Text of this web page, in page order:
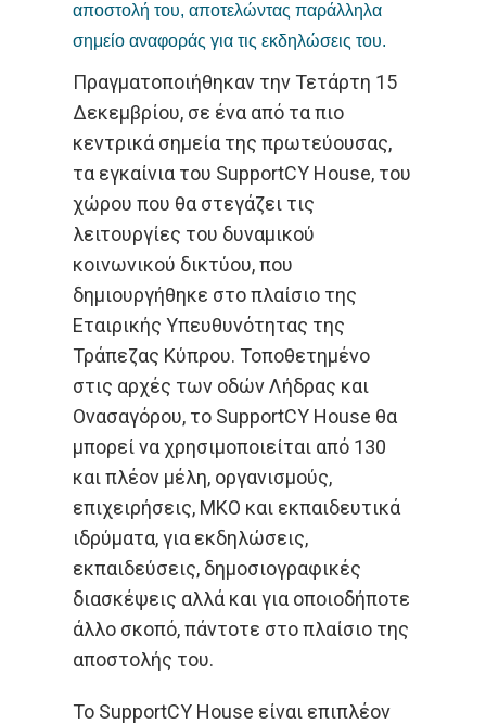
αποστολή του, αποτελώντας παράλληλα
σημείο αναφοράς για τις εκδηλώσεις του.
Πραγματοποιήθηκαν την Τετάρτη 15
Δεκεμβρίου, σε ένα από τα πιο
κεντρικά σημεία της πρωτεύουσας,
τα εγκαίνια του SupportCY House, του
χώρου που θα στεγάζει τις
λειτουργίες του δυναμικού
κοινωνικού δικτύου, που
δημιουργήθηκε στο πλαίσιο της
Εταιρικής Υπευθυνότητας της
Τράπεζας Κύπρου. Τοποθετημένο
στις αρχές των οδών Λήδρας και
Ονασαγόρου, το SupportCY House θα
μπορεί να χρησιμοποιείται από 130
και πλέον μέλη, οργανισμούς,
επιχειρήσεις, ΜΚΟ και εκπαιδευτικά
ιδρύματα, για εκδηλώσεις,
εκπαιδεύσεις, δημοσιογραφικές
διασκέψεις αλλά και για οποιοδήποτε
άλλο σκοπό, πάντοτε στο πλαίσιο της
αποστολής του.
Το SupportCY House είναι επιπλέον